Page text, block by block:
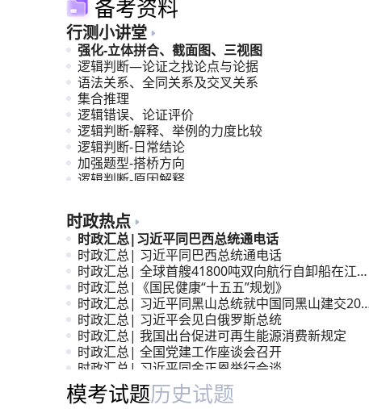
备考资料
行测小讲堂
强化-立体拼合、截面图、三视图
逻辑判断—论证之找论点与论据
语法关系、全同关系及交叉关系
集合推理
逻辑错误、论证评价
逻辑判断-解释、举例的力度比较
逻辑判断-日常结论
加强题型-搭桥方向
逻辑判断-原因解释
时政热点
时政汇总|习近平同巴西总统通电话
时政汇总| 习近平同巴西总统通电话
时政汇总| 全球首艘41800吨双向航行自卸船在江苏
交付
时政汇总|《国民健康“十五五”规划》
时政汇总| 习近平同黑山总统就中国同黑山建交20
周年互致贺电
时政汇总| 习近平会见白俄罗斯总统
时政汇总| 我国出台促进可再生能源消费新规定
时政汇总| 全国党建工作座谈会召开
时政汇总| 习近平同金正恩举行会谈
时政汇总| 《前瞻布局和发展未来产业》
模考大赛与历年真题
模考试题历史试题